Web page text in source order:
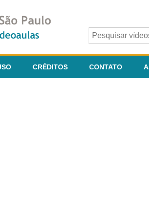
CRÉDITOS CONTATO